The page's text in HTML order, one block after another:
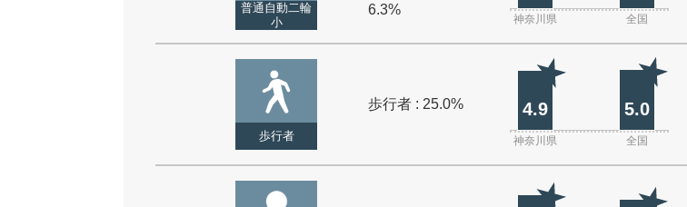
普通自動二輪
小
6.3%
神奈川県 全国
歩行者
歩行者 : 25.0% 4.9 5.0
神奈川県 全国